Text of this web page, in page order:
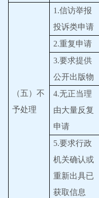
（五）不
予处理
1.信访举报
投诉类申请
2.重复申请
3.要求提供
公开出版物
4.无正当理
由大量反复
申请
5.要求行政
机关确认或
重新出具已
获取信息